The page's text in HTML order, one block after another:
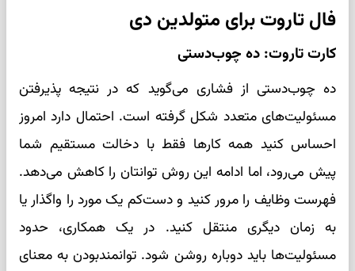
فال تاروت برای متولدین دی
کارت تاروت: ده چوب‌دستی
ده چوب‌دستی از فشاری می‌گوید که در نتیجه پذیرفتن
مسئولیت‌های متعدد شکل گرفته است. احتمال دارد امروز
احساس کنید همه کارها فقط با دخالت مستقیم شما
پیش می‌رود، اما ادامه این روش توانتان را کاهش می‌دهد.
فهرست وظایف را مرور کنید و دست‌کم یک مورد را واگذار یا
به زمان دیگری منتقل کنید. در یک همکاری، حدود
مسئولیت‌ها باید دوباره روشن شود. توانمندبودن به معنای